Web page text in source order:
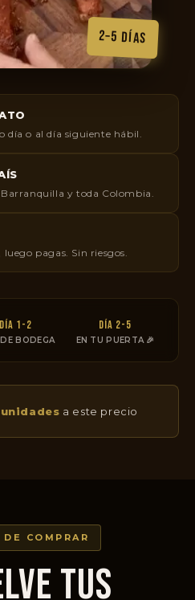
2–5 DÍAS
día o al día siguiente hábil.
y toda Colombia.
pagas. Sin riesgos.
DÍA 1-2
BODEGA
DÍA 2-5
EN TU PUERTA 🎉
unidades a este precio
COMPRAR
TUS